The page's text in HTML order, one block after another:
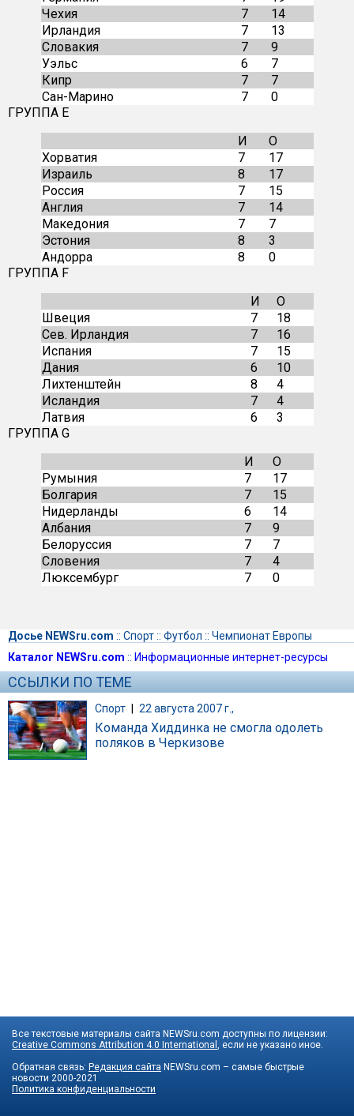
Чехия
7
14
Ирландия
7
13
Словакия
7
9
Уэльс
6
7
Кипр
7
7
Сан-Марино
7
0
ГРУППА E
И
О
Хорватия
7
17
Израиль
8
17
Россия
7
15
Англия
7
14
Македония
7
7
Эстония
8
3
Андорра
8
0
ГРУППА F
И
О
Швеция
7
18
Сев. Ирландия
7
16
Испания
7
15
Дания
6
10
Лихтенштейн
8
4
Исландия
7
4
Латвия
6
3
ГРУППА G
И
О
Румыния
7
17
Болгария
7
15
Нидерланды
6
14
Албания
7
9
Белоруссия
7
7
Словения
7
4
Люксембург
7 0
Досье NEWSru.com :: Спорт:: Футбол :: Чемпионат Европы
Каталог NEWSru.com :: Информационные интернет-ресурсы
ССЫЛКИ ПО ТЕМЕ
Спорт | 22 августа 2007 г.,
Команда Хиддинка не смогла одолеть
поляков в Черкизове
Все текстовые материалы сайта NEWSru.com доступны по лицензии:
Creative Commons Attribution 4.0 International
, если не указано иное.
Обратная связь: Редакция сайта NEWSru.com – самые быстрые
новости 2000-2021
Политика конфиденциальности